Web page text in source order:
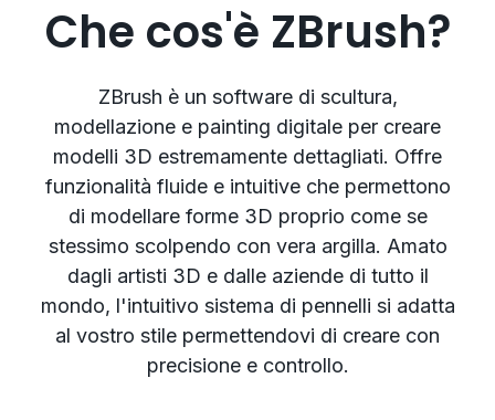
Che cos'è ZBrush?
ZBrush è un software di scultura,
modellazione e painting digitale per creare
modelli 3D estremamente dettagliati. Offre
funzionalità fluide e intuitive che permettono
di modellare forme 3D proprio come se
stessimo scolpendo con vera argilla. Amato
dagli artisti 3D e dalle aziende di tutto il
mondo, l'intuitivo sistema di pennelli si adatta
al vostro stile permettendovi di creare con
precisione e controllo.